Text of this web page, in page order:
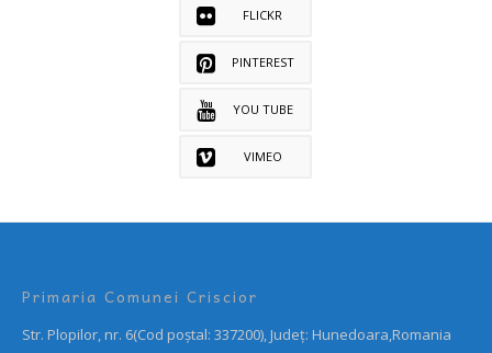
FLICKR
PINTEREST
YOU TUBE
VIMEO
Primaria Comunei Criscior
Str. Plopilor, nr. 6(Cod poștal: 337200), Județ: Hunedoara,Romania